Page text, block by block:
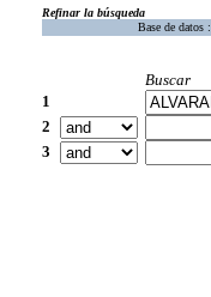
Refinar la búsqueda
Base de datos :
Buscar
1
2
3